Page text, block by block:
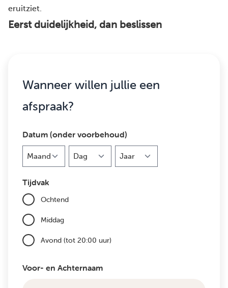
eruitziet.
Eerst duidelijkheid, dan beslissen
Wanneer willen jullie een
afspraak?
Datum (onder voorbehoud)
Tijdvak
Ochtend
Middag
Avond (tot 20:00 uur)
Voor- en Achternaam